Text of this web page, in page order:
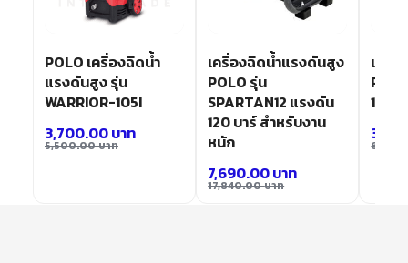
POLO เครื่องฉีดน้ำ
แรงดันสูง รุ่น
WARRIOR-105I
5,500.00บาท
3,700.00บาท
เครื่องฉีดน้ำแรงดันสูง
POLO รุ่น
SPARTAN12 แรงดัน
120 บาร์ สำหรับงาน
หนัก
17,840.00บาท
7,690.00บาท
เครื่
140